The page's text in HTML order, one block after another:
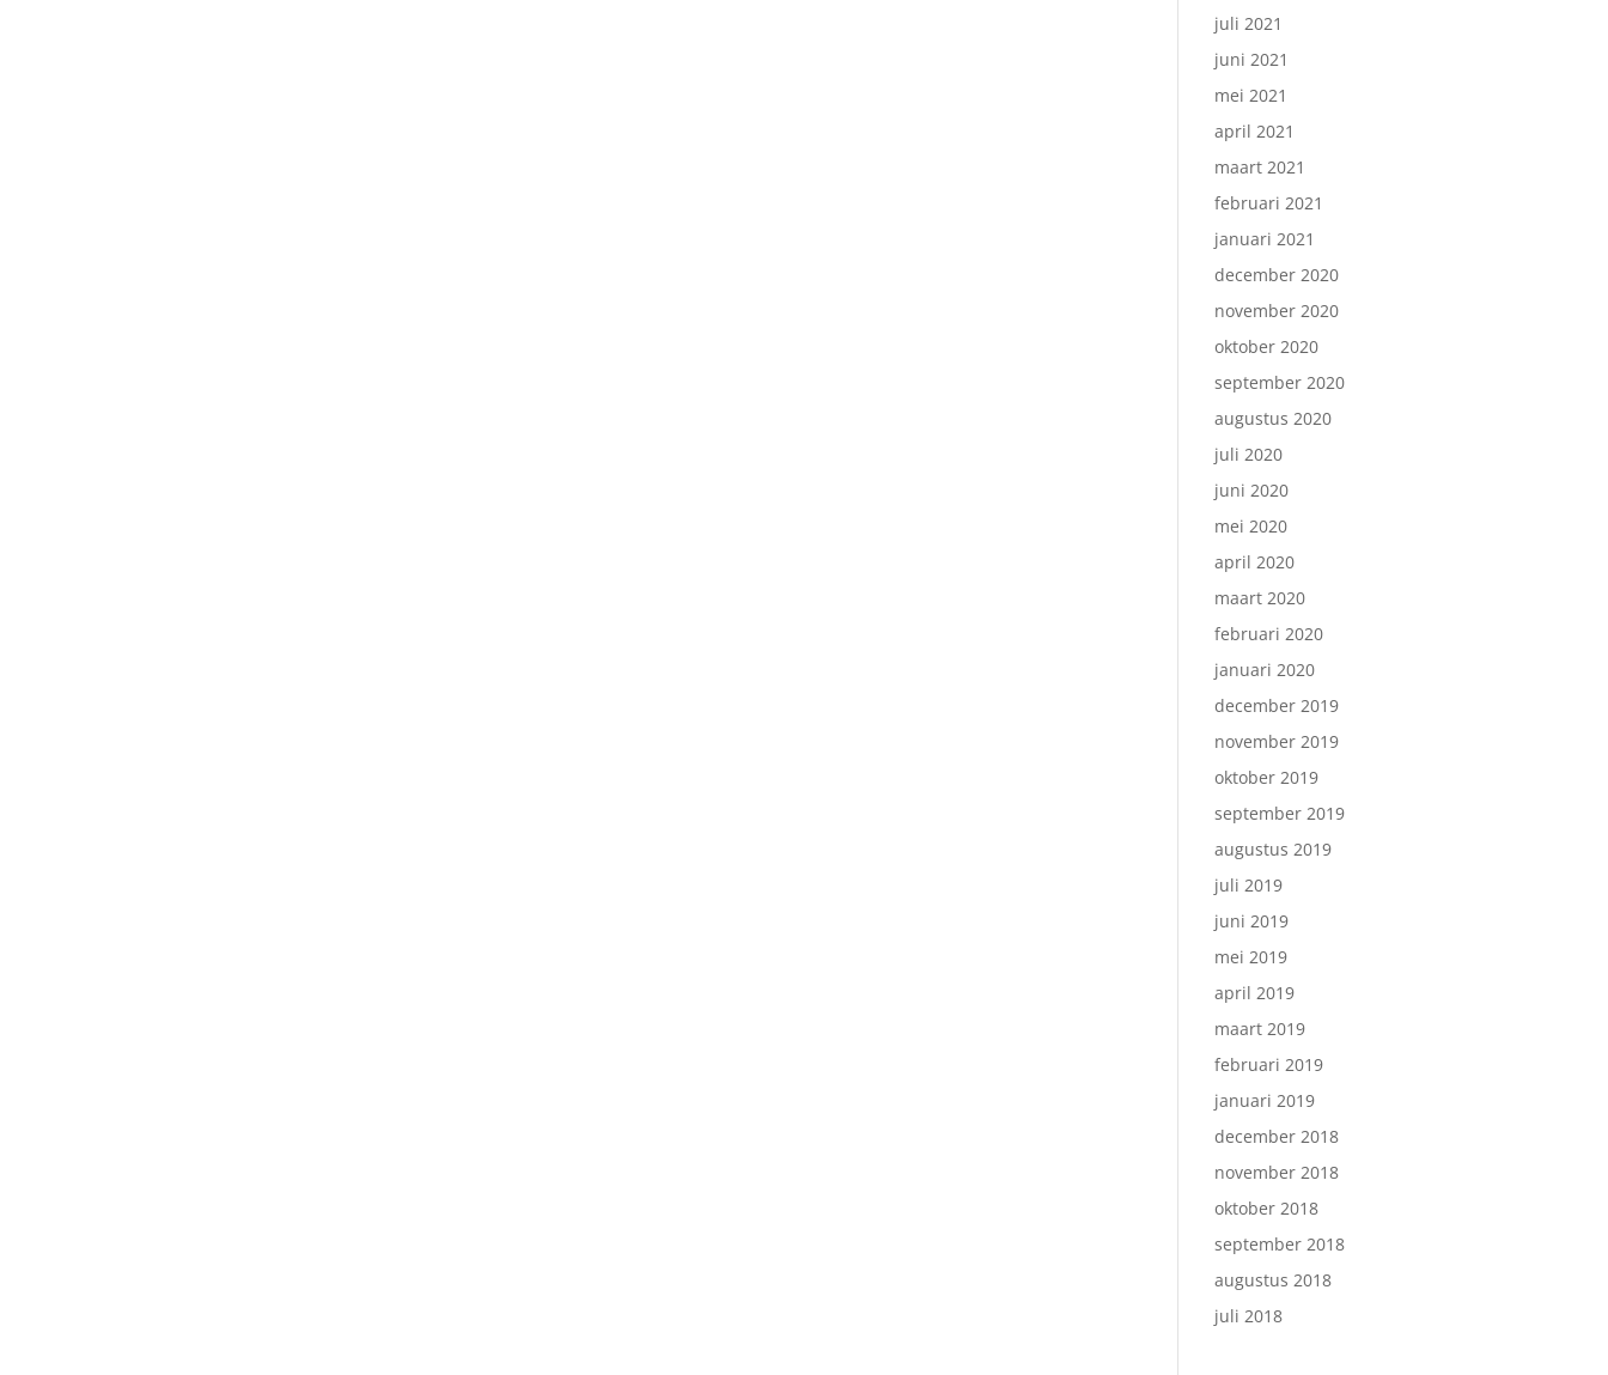
juli 2021
juni 2021
mei 2021
april 2021
maart 2021
februari 2021
januari 2021
december 2020
november 2020
oktober 2020
september 2020
augustus 2020
juli 2020
juni 2020
mei 2020
april 2020
maart 2020
februari 2020
januari 2020
december 2019
november 2019
oktober 2019
september 2019
augustus 2019
juli 2019
juni 2019
mei 2019
april 2019
maart 2019
februari 2019
januari 2019
december 2018
november 2018
oktober 2018
september 2018
augustus 2018
juli 2018